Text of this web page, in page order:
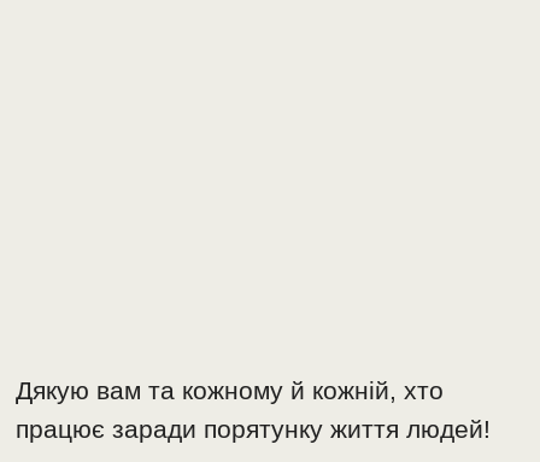
Дякую вам та кожному й кожній, хто
працює заради порятунку життя людей!